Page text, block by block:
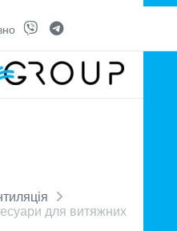
для витяжних